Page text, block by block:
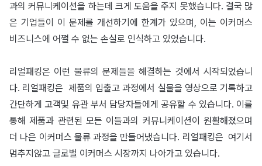
과의 커뮤니케이션을 하는데 크게 도움을 주지 못했습니다. 결국 많
은 기업들이 이 문제를 개선하기에 한계가 있으며, 이는 이커머스
비즈니스에 어쩔 수 없는 손실로 인식하고 있었습니다.
리얼패킹은 이런 물류의 문제들을 해결하는 것에서 시작되었습니
다. 리얼패킹은 제품의 입출고 과정에서 실물을 영상으로 기록하고
간단하게 고객및 유관 부서 담당자들에게 공유할 수 있습니다. 이를
통해 제품과 관련된 모든 이들과의 커뮤니케이션이 원활해졌으며
더 나은 이커머스 물류 과정을 만들어냈습니다. 리얼패킹은 여기서
멈추지않고 글로벌 이커머스 시장까지 나아가고 있습니다.